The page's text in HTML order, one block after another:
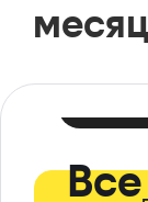
месяц